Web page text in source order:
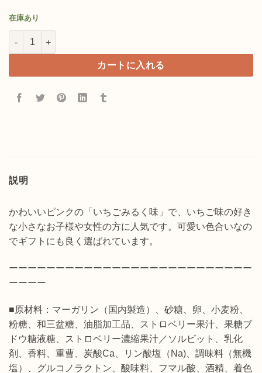
在庫あり
和三盆カステラいちご 個
カートに入れる
説明
かわいいピンクの「いちごみるく味」で、いちご味の好き
な小さなお子様や女性の方に人気です。可愛い色合いなの
でギフトにも良く選ばれています。
ーーーーーーーーーーーーーーーーーーーーーーーーーー
ーーーー
■原材料：マーガリン（国内製造）、砂糖、卵、小麦粉、
粉糖、和三盆糖、油脂加工品、ストロベリー果汁、果糖ブ
ドウ糖液糖、ストロベリー濃縮果汁／ソルビット、乳化
剤、香料、重曹、炭酸Ca、リン酸塩（Na)、調味料（無機
塩）、グルコノラクトン、酸味料、フマル酸、酒精、着色